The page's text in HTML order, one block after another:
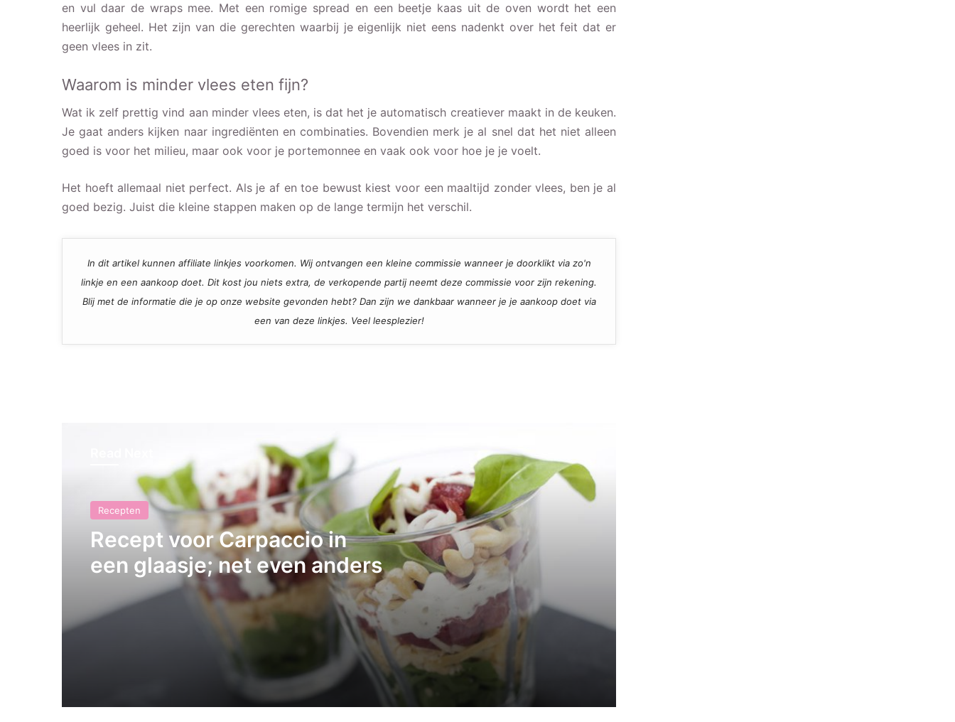
en vul daar de wraps mee. Met een romige spread en een beetje kaas uit de oven wordt het een
heerlijk geheel. Het zijn van die gerechten waarbij je eigenlijk niet eens nadenkt over het feit dat er
geen vlees in zit.
Waarom is minder vlees eten fijn?
Wat ik zelf prettig vind aan minder vlees eten, is dat het je automatisch creatiever maakt in de keuken.
Je gaat anders kijken naar ingrediënten en combinaties. Bovendien merk je al snel dat het niet alleen
goed is voor het milieu, maar ook voor je portemonnee en vaak ook voor hoe je je voelt.
Het hoeft allemaal niet perfect. Als je af en toe bewust kiest voor een maaltijd zonder vlees, ben je al
goed bezig. Juist die kleine stappen maken op de lange termijn het verschil.
In dit artikel kunnen affiliate linkjes voorkomen. Wij ontvangen een kleine commissie wanneer je doorklikt via zo'n
linkje en een aankoop doet. Dit kost jou niets extra, de verkopende partij neemt deze commissie voor zijn rekening.
Blij met de informatie die je op onze website gevonden hebt? Dan zijn we dankbaar wanneer je je aankoop doet via
een van deze linkjes. Veel leesplezier!
Recepten
Recept voor Carpaccio in
een glaasje; net even anders
Maak je tosti koolhydraatarm,
makkelijk én lekker
Bananencake zonder boter en suiker,
mét havermout
Dutch Oven brood recept: in 2,5 uur
vers brood op tafel
Koolhydraatarme mug cake met
amandelmeel
Havermoutcake met banaan en